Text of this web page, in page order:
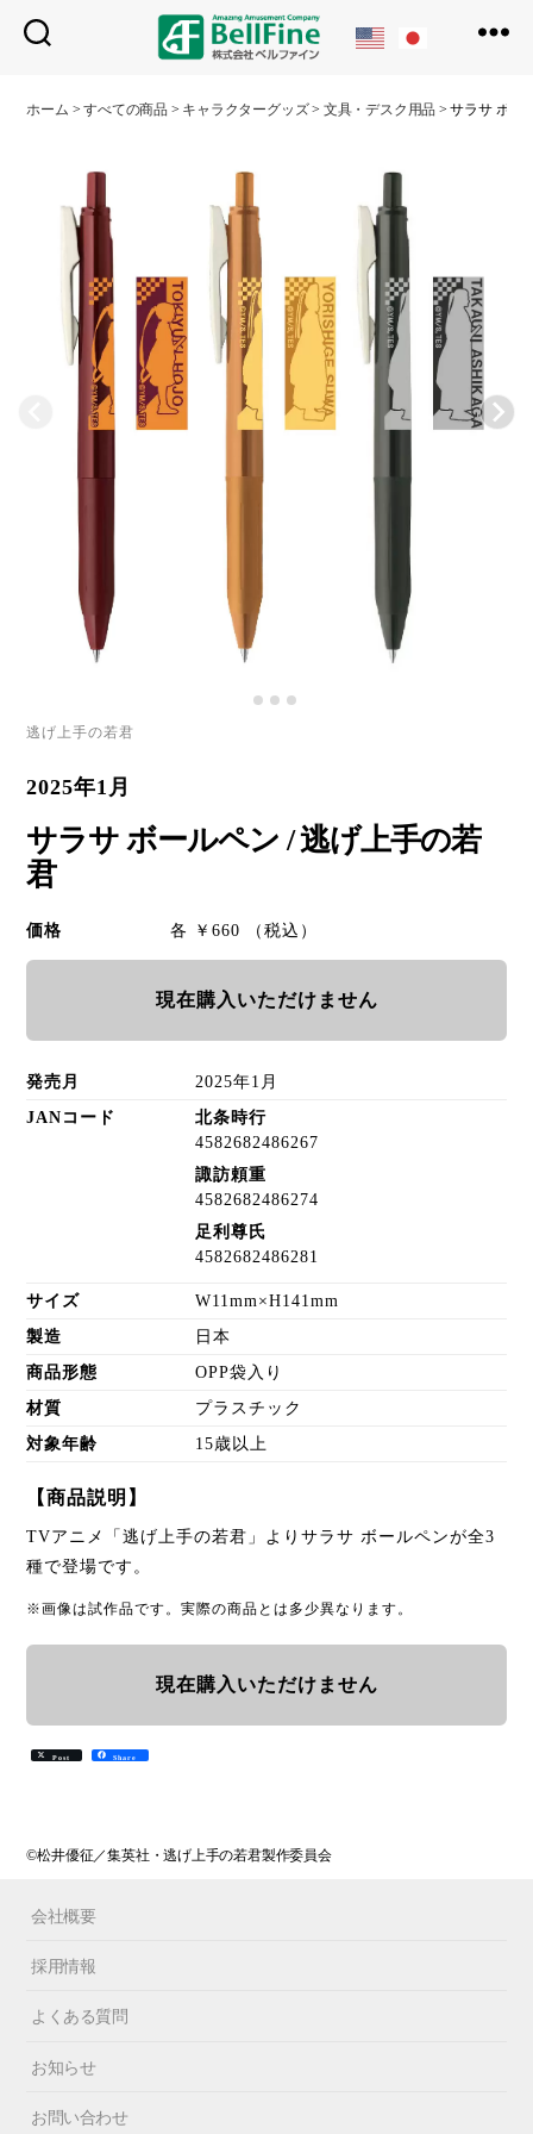
フ
ン
ホーム >すべての商品 > キャラクターグッズ> 文具・デスク用品 >サラサ ボー
逃げ上手の若君
2025年1月
サラサ ボールペン / 逃げ上手の若
君
価格 各 ￥660 （税込）
現在購入いただけません
発売月 2025年1月
JANコード
北条時行
4582682486267
諏訪頼重
4582682486274
足利尊氏
4582682486281
サイズ W11mm×H141mm
製造 日本
商品形態 OPP袋入り
材質 プラスチック
対象年齢 15歳以上
【商品説明】
TVアニメ「逃げ上手の若君」よりサラサ ボールペンが全3
種で登場です。
※画像は試作品です。実際の商品とは多少異なります。
現在購入いただけません
Post Share
©松井優征／集英社・逃げ上手の若君製作委員会
会社概要
採用情報
よくある質問
お知らせ
お問い合わせ